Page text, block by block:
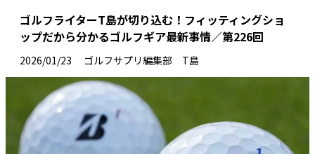
ゴルフライターT島が切り込む！フィッティングショ
ップだから分かるゴルフギア最新事情／第226回
2026/01/23 ゴルフサプリ編集部 T島